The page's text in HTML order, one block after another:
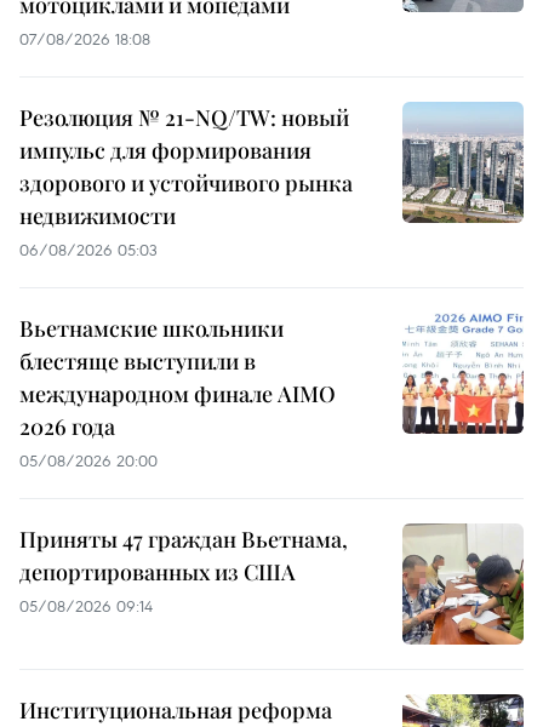
07/08/2026 18:08
Резолюция № 21-NQ/TW: новый
импульс для формирования
здорового и устойчивого рынка
недвижимости
06/08/2026 05:03
Вьетнамские школьники
блестяще выступили в
международном финале AIMO
2026 года
05/08/2026 20:00
Приняты 47 граждан Вьетнама,
депортированных из США
05/08/2026 09:14
Институциональная реформа